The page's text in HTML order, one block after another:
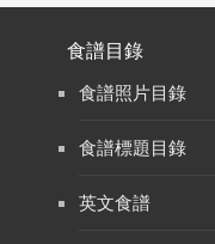
食譜目錄
食譜照片目錄
食譜標題目錄
英文食譜